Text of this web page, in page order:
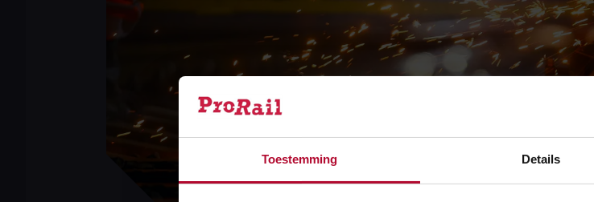
Toestemming Details